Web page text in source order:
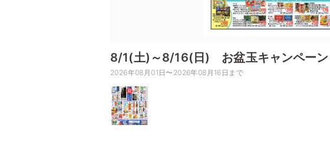
8/1(土)～8/16(日) お盆玉キャンペーン
2026年08月01日〜2026年08月16日まで